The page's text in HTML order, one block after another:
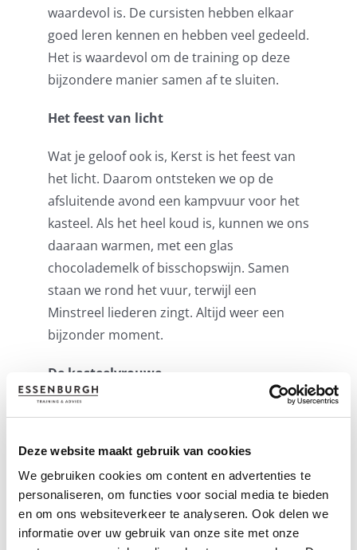
Deze website maakt gebruik van cookies
We gebruiken cookies om content en advertenties te
personaliseren, om functies voor social media te bieden
en om ons websiteverkeer te analyseren. Ook delen we
informatie over uw gebruik van onze site met onze
waardevol is. De cursisten hebben elkaar
goed leren kennen en hebben veel gedeeld.
Het is waardevol om de training op deze
bijzondere manier samen af te sluiten.
Het feest van licht
Wat je geloof ook is, Kerst is het feest van
het licht. Daarom ontsteken we op de
afsluitende avond een kampvuur voor het
kasteel. Als het heel koud is, kunnen we ons
daaraan warmen, met een glas
chocolademelk of bisschopswijn. Samen
staan we rond het vuur, terwijl een
Minstreel liederen zingt. Altijd weer een
bijzonder moment.
De kasteelvrouwe
sfeer van de afsluitende avond? Dat blijft
nog even geheim.
Beperkt aantal plaatsen